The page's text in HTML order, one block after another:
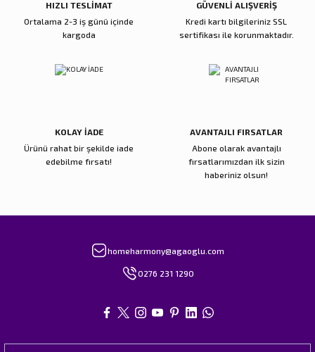
HIZLI TESLİMAT
Ortalama 2-3 iş günü içinde
kargoda
GÜVENLİ ALIŞVERİŞ
Kredi kartı bilgileriniz SSL
sertifikası ile korunmaktadır.
KOLAY İADE
Ürünü rahat bir şekilde iade
edebilme fırsatı!
AVANTAJLI FIRSATLAR
Abone olarak avantajlı
fırsatlarımızdan ilk sizin
haberiniz olsun!
homeharmony@agaoglu.com
0276 231 1290